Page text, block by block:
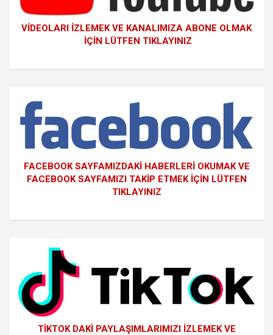
VİDEOLARI İZLEMEK VE KANALIMIZA ABONE OLMAK
İÇİN LÜTFEN TIKLAYINIZ
FACEBOOK SAYFAMIZDAKİ HABERLERİ OKUMAK VE
FACEBOOK SAYFAMIZI TAKİP ETMEK İÇİN LÜTFEN
TIKLAYINIZ
TİKTOK DAKİ PAYLAŞIMLARIMIZI İZLEMEK VE